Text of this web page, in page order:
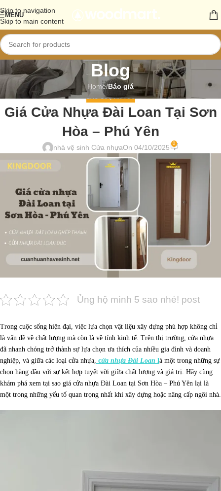
Skip to navigation
Skip to main content
MENU
Blog
Home/Báo giá
BÁO GIÁ,TIN TỨC
Giá Cửa Nhựa Đài Loan Tại Sơn
Hòa – Phú Yên
nhà vệ sinh Cửa nhựaOn 04/10/2025 0
Ủng hộ mình 5 sao nhé! post
Trong cuộc sống hiện đại, việc lựa chọn vật liệu xây dựng phù hợp không chỉ
là vấn đề về chất lượng mà còn là về tính kinh tế. Trên thị trường, cửa nhựa
đã nhanh chóng trở thành sự lựa chọn ưa thích của nhiều gia đình và doanh
nghiệp, và giữa các loại cửa nhựa, cửa nhựa Đài Loan là một trong những sự
chọn hàng đầu với sự kết hợp tuyệt vời giữa chất lượng và giá trị. Hãy cùng
khám phá xem tại sao giá cửa nhựa Đài Loan tại Sơn Hòa – Phú Yên lại là
một trong những yếu tố quan trọng nhất khi xây dựng hoặc nâng cấp ngôi nhà.